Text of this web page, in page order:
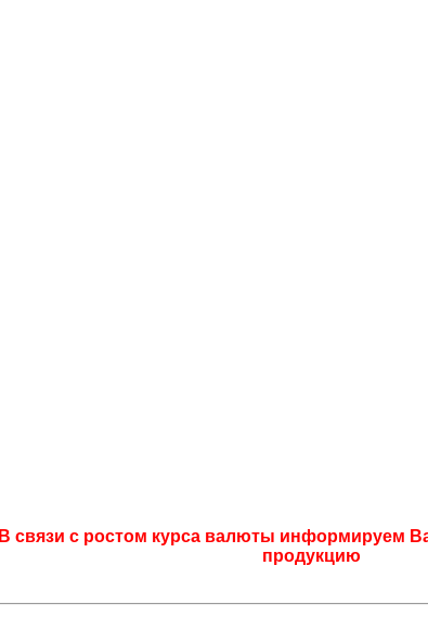
В связи с ростом курса валюты информируем
продукцию